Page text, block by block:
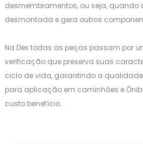
desmembramentos, ou seja, quando
desmontada e gera outros
Na Dex todas as peças passam por
verificação que preserva suas
ciclo de vida, garantindo a
para aplicação em caminhões e
custo benefício.